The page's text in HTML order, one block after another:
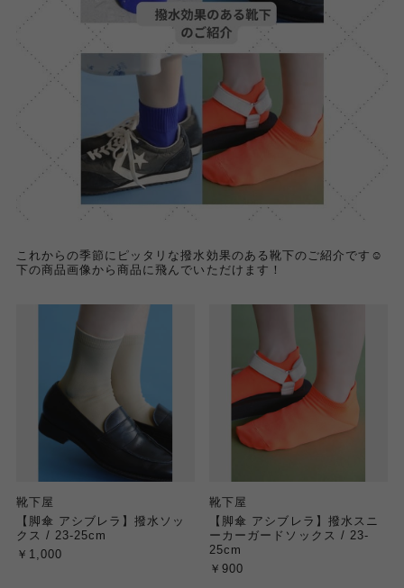
これからの季節にピッタリな撥水効果のある靴下のご紹介です☺︎
下の商品画像から商品に飛んでいただけます！
靴下屋
【脚傘 アシブレラ】撥水ソッ
クス / 23-25cm
￥1,000
靴下屋
【脚傘 アシブレラ】撥水スニ
ーカーガードソックス / 23-
25cm
￥900